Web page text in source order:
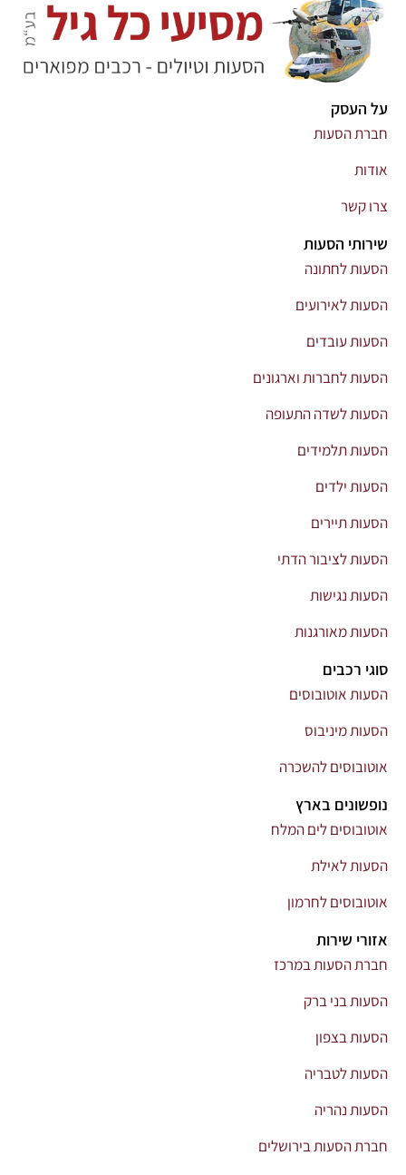
על העסק
חברת הסעות
אודות
צרו קשר
שירותי הסעות
הסעות לחתונה
הסעות לאירועים
הסעות עובדים
הסעות לחברות וארגונים
הסעות לשדה התעופה
הסעות תלמידים
הסעות ילדים
הסעות תיירים
הסעות לציבור הדתי
הסעות נגישות
הסעות מאורגנות
סוגי רכבים
הסעות אוטובוסים
הסעות מיניבוס
אוטובוסים להשכרה
נופשונים בארץ
אוטובוסים לים המלח
הסעות לאילת
אוטובוסים לחרמון
אזורי שירות
חברת הסעות במרכז
הסעות בני ברק
הסעות בצפון
הסעות לטבריה
הסעות נהריה
חברת הסעות בירושלים